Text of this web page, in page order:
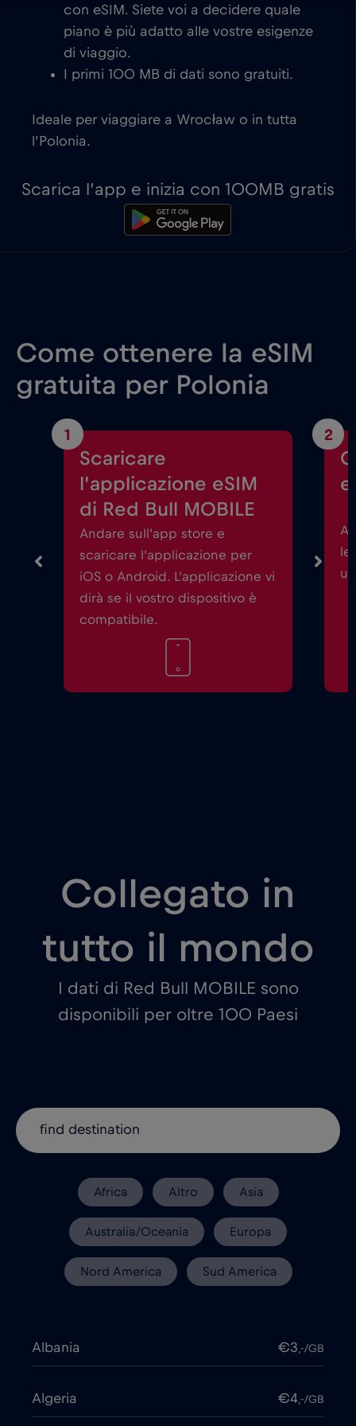
con eSIM. Siete voi a decidere quale
piano è più adatto alle vostre esigenze
di viaggio.
I primi 100 MB di dati sono gratuiti.
Ideale per viaggiare a Wrocław o in tutta
l’Polonia.
Scarica l’app e inizia con 100MB gratis
Come ottenere la eSIM
gratuita per Polonia
1
Scaricare
l’applicazione eSIM
di Red Bull MOBILE
Andare sull’app store e
scaricare l’applicazione per
iOS o Android. L’applicazione vi
dirà se il vostro dispositivo è
compatibile.
2
le
Collegato in
tutto il mondo
I dati di Red Bull MOBILE sono
disponibili per oltre 100 Paesi
Africa Altro Asia
Australia/Oceania Europa
Nord America Sud America
Albania €3,-/GB
Algeria €4,-/GB